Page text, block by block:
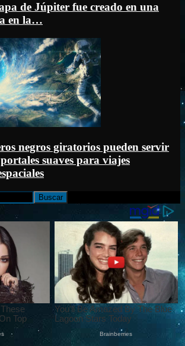
de Júpiter fue creado en una
en la…
negros giratorios pueden servir
suaves para viajes